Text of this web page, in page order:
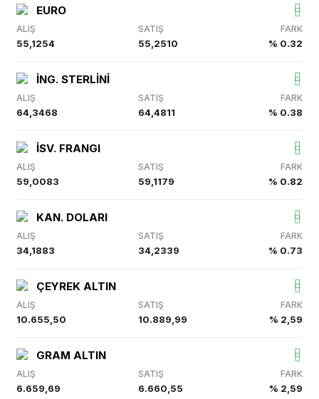
EURO
ALIŞ SATIŞ FARK
55,1254 55,2510 % 0.32
İNG. STERLİNİ
ALIŞ SATIŞ FARK
64,3468 64,4811 % 0.38
İSV. FRANGI
ALIŞ SATIŞ FARK
59,0083 59,1179 % 0.82
KAN. DOLARI
ALIŞ SATIŞ FARK
34,1883 34,2339 % 0.73
ÇEYREK ALTIN
ALIŞ SATIŞ FARK
10.655,50 10.889,99 % 2,59
GRAM ALTIN
ALIŞ SATIŞ FARK
6.659,69 6.660,55 % 2,59